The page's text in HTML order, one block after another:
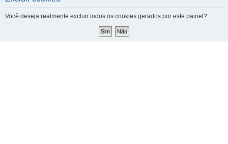
Você deseja realmente excluir todos os cookies gerados por este painel?